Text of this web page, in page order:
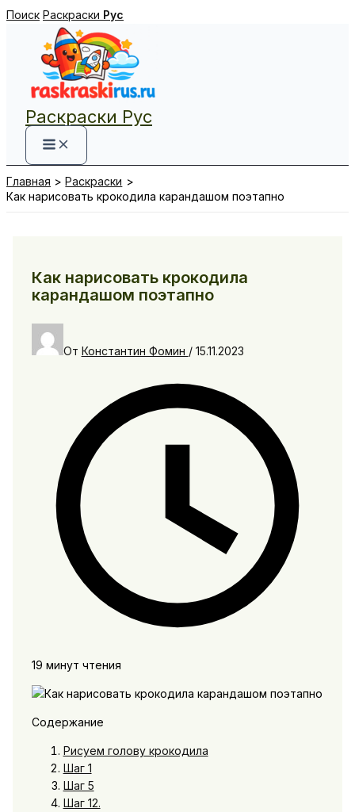
Перейти
содержимому
Поиск Раскраски Рус
Раскраски Рус
Главная
Раскраски
Как нарисовать крокодила карандашом поэтапно
Как нарисовать крокодила
карандашом поэтапно
От Константин Фомин / 15.11.2023
19 минут чтения
Содержание
Рисуем голову крокодила
Шаг 1
Шаг 5
Шаг 12.